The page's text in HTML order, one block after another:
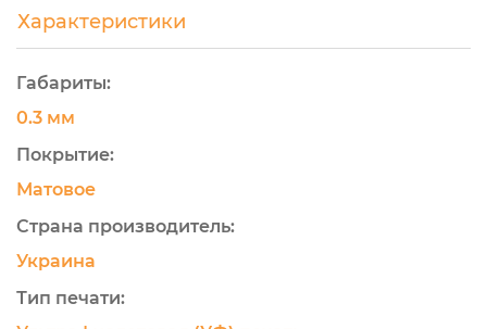
Характеристики
Габариты:
0.3 мм
Покрытие:
Матовое
Страна производитель:
Украина
Тип печати: